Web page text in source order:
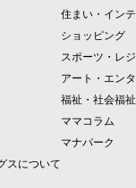
住まい・イン
ショッピング
スポーツ・レ
アート・エン
福祉・社会福祉
ママコラム
マナパーク
スについて